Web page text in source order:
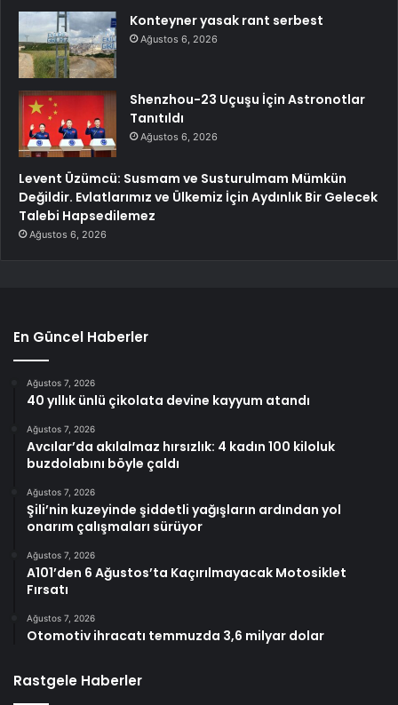
Konteyner yasak rant serbest
Ağustos 6, 2026
Shenzhou-23 Uçuşu İçin Astronotlar
Tanıtıldı
Ağustos 6, 2026
Levent Üzümcü: Susmam ve Susturulmam Mümkün
Değildir. Evlatlarımız ve Ülkemiz İçin Aydınlık Bir Gelecek
Talebi Hapsedilemez
Ağustos 6, 2026
En Güncel Haberler
Ağustos 7, 2026
40 yıllık ünlü çikolata devine kayyum atandı
Ağustos 7, 2026
Avcılar’da akılalmaz hırsızlık: 4 kadın 100 kiloluk
buzdolabını böyle çaldı
Ağustos 7, 2026
Şili’nin kuzeyinde şiddetli yağışların ardından yol
onarım çalışmaları sürüyor
Ağustos 7, 2026
A101’den 6 Ağustos’ta Kaçırılmayacak Motosiklet
Fırsatı
Ağustos 7, 2026
Otomotiv ihracatı temmuzda 3,6 milyar dolar
Rastgele Haberler